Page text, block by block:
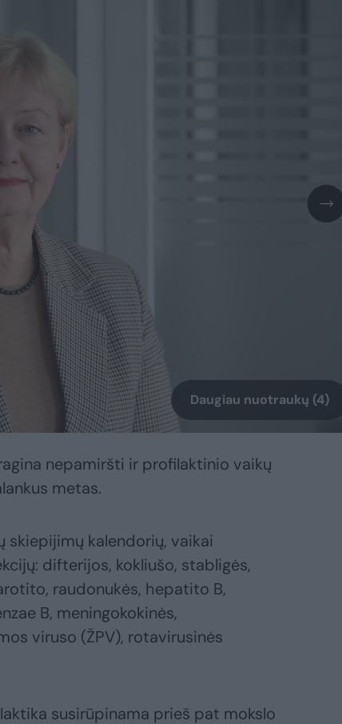
Daugiau nuotraukų (4)
nepamiršti ir profilaktinio vaikų
metas.
skiepijimų kalendorių, vaikai
difterijos, kokliušo, stabligės,
raudonukės, hepatito B,
B, meningokokinės,
viruso (ŽPV), rotavirusinės
susirūpinama prieš pat mokslo